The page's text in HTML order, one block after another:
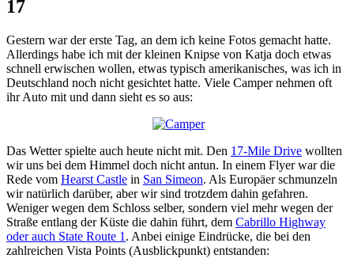
17
Gestern war der erste Tag, an dem ich keine Fotos gemacht hatte.
Allerdings habe ich mit der kleinen Knipse von Katja doch etwas
schnell erwischen wollen, etwas typisch amerikanisches, was ich in
Deutschland noch nicht gesichtet hatte. Viele Camper nehmen oft
ihr Auto mit und dann sieht es so aus:
Das Wetter spielte auch heute nicht mit. Den 17-Mile Drive wollten
wir uns bei dem Himmel doch nicht antun. In einem Flyer war die
Rede vom Hearst Castle in San Simeon. Als Europäer schmunzeln
wir natürlich darüber, aber wir sind trotzdem dahin gefahren.
Weniger wegen dem Schloss selber, sondern viel mehr wegen der
Straße entlang der Küste die dahin führt, dem Cabrillo Highway
oder auch State Route 1 . Anbei einige Eindrücke, die bei den
zahlreichen Vista Points (Ausblickpunkt) entstanden: